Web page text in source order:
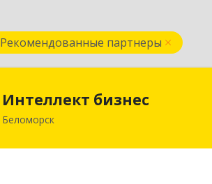
Рекомендованные партнеры
Интеллект бизнес
Беломорск
Интеллект бизнес
г. Беломорск, Портовое шоссе, д.1